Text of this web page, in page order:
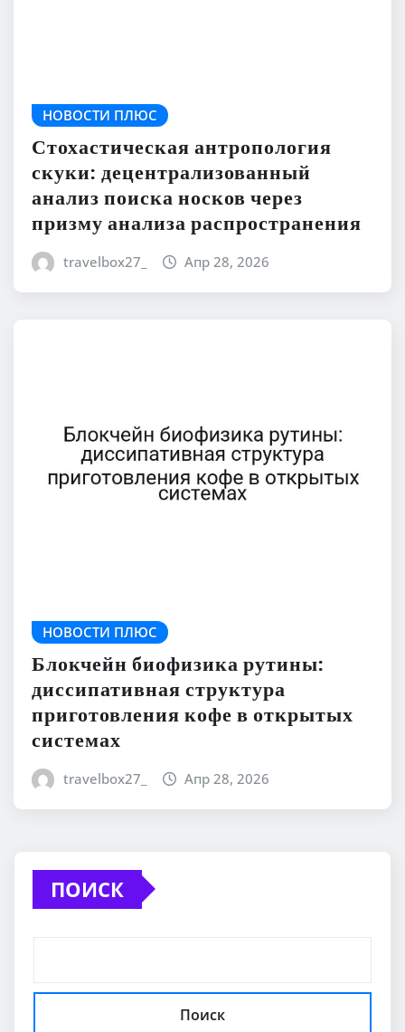
НОВОСТИ ПЛЮС
Стохастическая антропология
скуки: децентрализованный
анализ поиска носков через
призму анализа распространения
travelbox27_ Апр 28, 2026
НОВОСТИ ПЛЮС
Блокчейн биофизика рутины:
диссипативная структура
приготовления кофе в открытых
системах
travelbox27_ Апр 28, 2026
ПОИСК
Поиск